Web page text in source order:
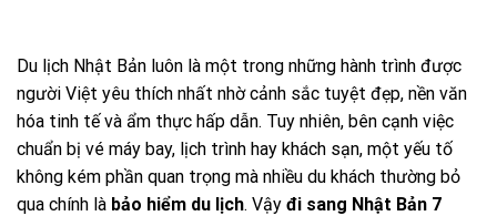
Du lịch Nhật Bản luôn là một trong những hành trình được
người Việt yêu thích nhất nhờ cảnh sắc tuyệt đẹp, nền văn
hóa tinh tế và ẩm thực hấp dẫn. Tuy nhiên, bên cạnh việc
chuẩn bị vé máy bay, lịch trình hay khách sạn, một yếu tố
không kém phần quan trọng mà nhiều du khách thường bỏ
qua chính là bảo hiểm du lịch. Vậy đi sang Nhật Bản 7